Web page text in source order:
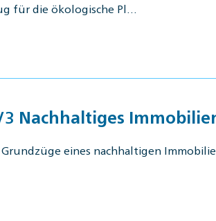
für die ökologische Pl…
Nachhaltiges
eines nachhaltigen